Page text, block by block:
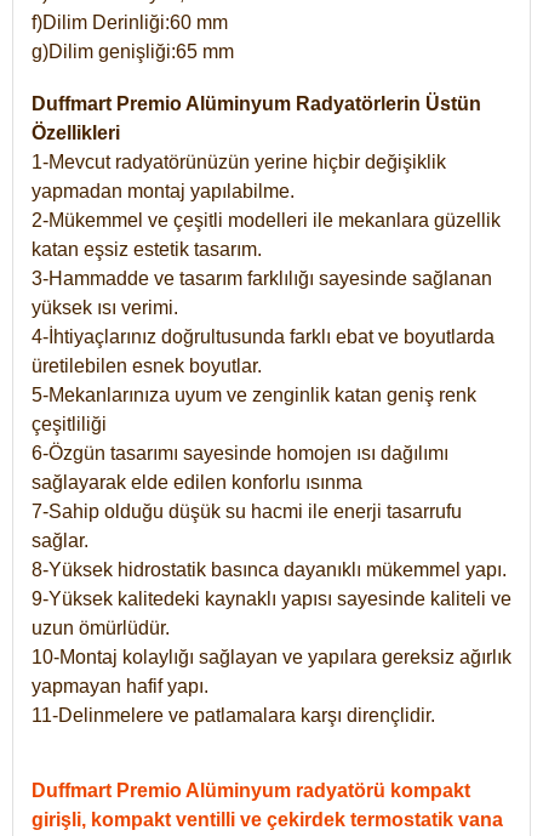
f)Dilim Derinliği:60 mm
g)Dilim genişliği:65 mm
Duffmart Premio Alüminyum Radyatörlerin Üstün
Özellikleri
1-Mevcut radyatörünüzün yerine hiçbir değişiklik
yapmadan montaj yapılabilme.
2-Mükemmel ve çeşitli modelleri ile mekanlara güzellik
katan eşsiz estetik tasarım.
3-Hammadde ve tasarım farklılığı sayesinde sağlanan
yüksek ısı verimi.
4-İhtiyaçlarınız doğrultusunda farklı ebat ve boyutlarda
üretilebilen esnek boyutlar.
5-Mekanlarınıza uyum ve zenginlik katan geniş renk
çeşitliliği
6-Özgün tasarımı sayesinde homojen ısı dağılımı
sağlayarak elde edilen konforlu ısınma
7-Sahip olduğu düşük su hacmi ile enerji tasarrufu
sağlar.
8-Yüksek hidrostatik basınca dayanıklı mükemmel yapı.
9-Yüksek kalitedeki kaynaklı yapısı sayesinde kaliteli ve
uzun ömürlüdür.
10-Montaj kolaylığı sağlayan ve yapılara gereksiz ağırlık
yapmayan hafif yapı.
11-Delinmelere ve patlamalara karşı dirençlidir.
Duffmart Premio Alüminyum radyatörü kompakt
girişli, kompakt ventilli ve çekirdek termostatik vana